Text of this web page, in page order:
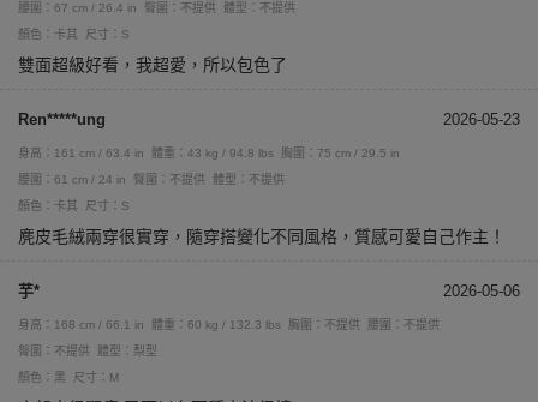
腰圍：67 cm / 26.4 in
臀圍：不提供
體型：不提供
顏色：卡其
尺寸：S
雙面超級好看，我超愛，所以包色了
Ren*****ung 2026-05-23
身高：161 cm / 63.4 in 體重：43 kg / 94.8 lbs
胸圍：75 cm / 29.5 in
腰圍：61 cm / 24 in
臀圍：不提供
體型：不提供
顏色：卡其
尺寸：S
麂皮毛絨兩穿很實穿，隨穿搭變化不同風格，質感可愛自己作主！
芋* 2026-05-06
身高：168 cm / 66.1 in 體重：60 kg / 132.3 lbs 胸圍：不提供
腰圍：不提供
臀圍：不提供
體型：梨型
顏色：黑
尺寸：M